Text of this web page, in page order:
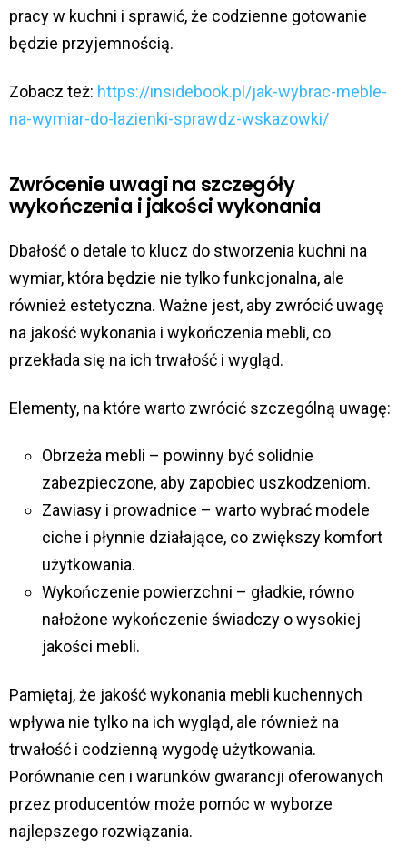
pracy w kuchni i sprawić, że codzienne gotowanie
będzie przyjemnością.
Zobacz też: https://insidebook.pl/jak-wybrac-meble-
na-wymiar-do-lazienki-sprawdz-wskazowki/
Zwrócenie uwagi na szczegóły
wykończenia i jakości wykonania
Dbałość o detale to klucz do stworzenia kuchni na
wymiar, która będzie nie tylko funkcjonalna, ale
również estetyczna. Ważne jest, aby zwrócić uwagę
na jakość wykonania i wykończenia mebli, co
przekłada się na ich trwałość i wygląd.
Elementy, na które warto zwrócić szczególną uwagę:
Obrzeża mebli – powinny być solidnie
zabezpieczone, aby zapobiec uszkodzeniom.
Zawiasy i prowadnice – warto wybrać modele
ciche i płynnie działające, co zwiększy komfort
użytkowania.
Wykończenie powierzchni – gładkie, równo
nałożone wykończenie świadczy o wysokiej
jakości mebli.
Pamiętaj, że jakość wykonania mebli kuchennych
wpływa nie tylko na ich wygląd, ale również na
trwałość i codzienną wygodę użytkowania.
Porównanie cen i warunków gwarancji oferowanych
przez producentów może pomóc w wyborze
najlepszego rozwiązania.